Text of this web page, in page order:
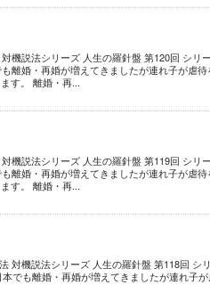
機説法シリーズ 人生の羅針盤 第120回 シリ
婚・再婚が増えてきましたが連れ子が虐待
す。 離婚・再...
機説法シリーズ 人生の羅針盤 第119回 シリ
婚・再婚が増えてきましたが連れ子が虐待
す。 離婚・再...
対機説法シリーズ 人生の羅針盤 第118回 シ
も離婚・再婚が増えてきましたが連れ子が